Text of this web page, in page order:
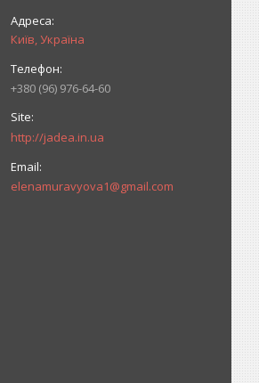
Київ, Україна
+380 (96) 976-64-60
http://jadea.in.ua
elenamuravyova1@gmail.com